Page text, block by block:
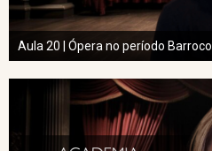
Aula 20 | Ópera no período Barroco